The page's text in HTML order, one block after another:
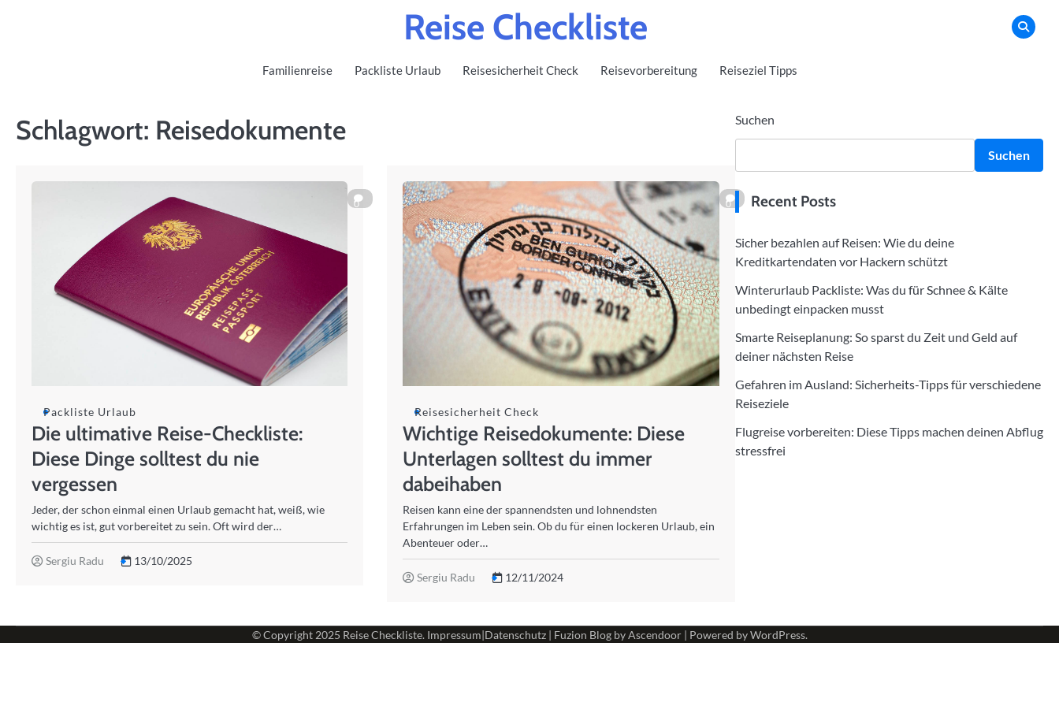
Reise Checkliste
Familienreise Packliste Urlaub Reisesicherheit Check Reisevorbereitung Reiseziel Tipps
Schlagwort: Reisedokumente
0
Packliste Urlaub
Die ultimative Reise-Checkliste:
Diese Dinge solltest du nie
vergessen
Jeder, der schon einmal einen Urlaub gemacht hat, weiß, wie
wichtig es ist, gut vorbereitet zu sein. Oft wird der…
Sergiu Radu 13/10/2025
0
Reisesicherheit Check
Wichtige Reisedokumente: Diese
Unterlagen solltest du immer
dabeihaben
Reisen kann eine der spannendsten und lohnendsten
Erfahrungen im Leben sein. Ob du für einen lockeren Urlaub, ein
Abenteuer oder…
Sergiu Radu 12/11/2024
Suchen
Suchen
Recent Posts
Sicher bezahlen auf Reisen: Wie du deine
Kreditkartendaten vor Hackern schützt
Winterurlaub Packliste: Was du für Schnee & Kälte
unbedingt einpacken musst
Smarte Reiseplanung: So sparst du Zeit und Geld auf
deiner nächsten Reise
Gefahren im Ausland: Sicherheits-Tipps für verschiedene
Reiseziele
Flugreise vorbereiten: Diese Tipps machen deinen Abflug
stressfrei
© Copyright 2025 Reise Checkliste. Impressum|Datenschutz| Fuzion Blog byAscendoor| Powered byWordPress.